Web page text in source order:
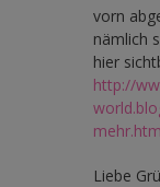
vorn
nämlich
hier
http://
Liebe